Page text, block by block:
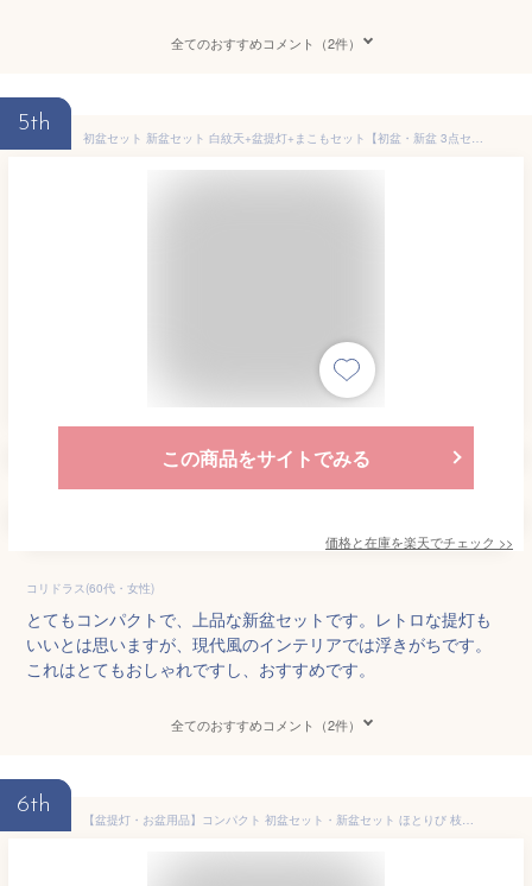
全てのおすすめコメント（2件）
5th
初盆セット 新盆セット 白紋天+盆提灯+まこもセット【初盆・新盆 3点セット B-5】お盆飾り 初盆飾り 盆提灯 盆ちょうちん 提灯 ギフト コンパクト
この商品をサイトでみる
価格と在庫を楽天でチェック >>
コリドラス(60代・女性)
とてもコンパクトで、上品な新盆セットです。レトロな提灯も
いいとは思いますが、現代風のインテリアでは浮きがちです。
これはとてもおしゃれですし、おすすめです。
全てのおすすめコメント（2件）
6th
【盆提灯・お盆用品】コンパクト 初盆セット・新盆セット ほとりび 枝垂れ桜 対柄 回転行灯 3点セット 2-M【送料無料】【お盆セット お盆 提灯 初盆 新盆 飾り 白提灯 初盆飾り 新盆飾り 盆提灯 ミニサイズ ミニ モダン モダン盆提灯 回転 一対入り セット】